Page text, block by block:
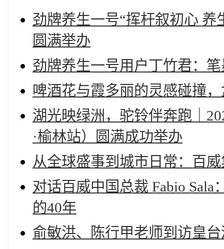
劲牌养生一号“挥杆叙初心
圆满举办
劲牌养生一号用户丁竹君：
啤酒花与霞多丽的灵感碰撞
湖光映绿洲，驼铃伴奔跑｜
·榆林站）圆满成功举办
从全球盛事到城市日常：百威
对话百威中国总裁 Fabio
的40年
俞敏洪、陈行甲老师到访皇